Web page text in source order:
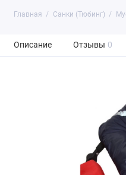
Главная Санки (Тюбинг)
Описание Отзывы 0